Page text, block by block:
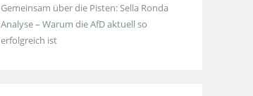
Gemeinsam über die Pisten: Sella Ronda
Analyse – Warum die AfD aktuell so
erfolgreich ist